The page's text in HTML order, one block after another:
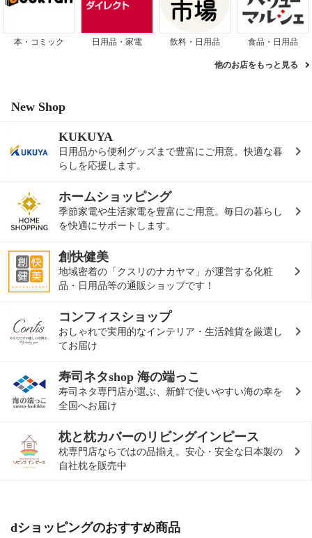
本・コミック 日用品・家電 飲料・日用品 食品・日用品
他のお店をもっと見る
New Shop
KUKUYA
日用品から便利グッズまで豊富にご用意。快適な暮
らしを応援します。
ホームショッピング
季節家電や生活家電を豊富にご用意。毎日の暮らし
を快適にサポートします。
創快健美
地域密着の「クスリのナカヤマ」が運営する化粧
品・日用品等の通販ショップです！
コンフィスショップ
おしゃれで実用的なインテリア・生活雑貨を厳選し
てお届け
寿司ネタshop 海の端っこ
寿司ネタ専門店が選ぶ、新鮮で使いやすい海の幸を
全国へお届け
枕と枕カバーのリビングインピース
枕専門店ならではの品揃え。安心・安全な日本製の
自社枕を販売中
dショッピングのおすすめ商品